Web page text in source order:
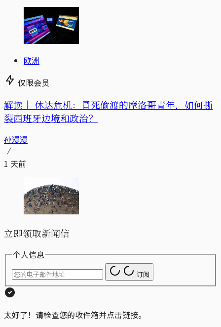
欧洲
仅限会员
解读｜ 休达危机：冒死偷渡的摩洛哥青年，如何撕
裂西班牙边境和政治？
孙漫漫
1 天前
立即领取新闻信
个人信息
订阅
太好了！请检查您的收件箱并点击链接。